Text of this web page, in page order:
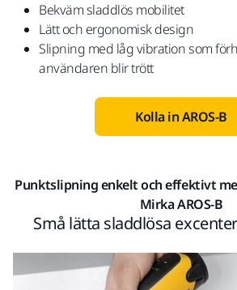
Bekväm sladdlös mobilitet
Lätt och ergonomisk design
Slipning med låg vibration som
användaren blir trött
Kolla in AROS-B
Punktslipning enkelt och effektivt
Mirka AROS-B
Små lätta sladdlösa